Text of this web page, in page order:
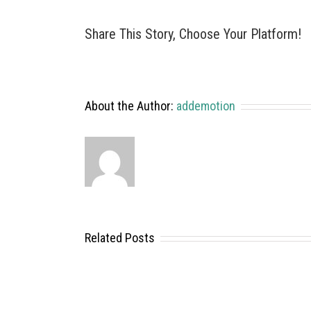
Share This Story, Choose Your Platform!
About the Author: addemotion
Related Posts